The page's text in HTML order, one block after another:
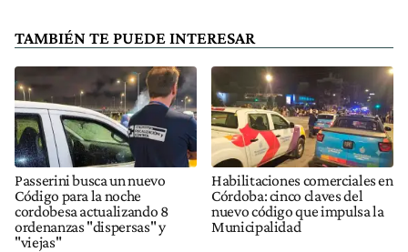
TAMBIÉN TE PUEDE INTERESAR
Passerini busca un nuevo
Código para la noche
cordobesa actualizando 8
ordenanzas "dispersas" y
"viejas"
Habilitaciones comerciales en
Córdoba: cinco claves del
nuevo código que impulsa la
Municipalidad